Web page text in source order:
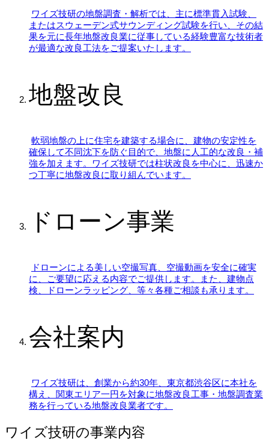
ワイズ技研の地盤調査・解析では、主に標準貫入試験、
またはスウェーデン式サウンディング試験を行い、その結
果を元に長年地盤改良業に従事している経験豊富な技術者
が最適な改良工法をご提案いたします。
地盤改良
軟弱地盤の上に住宅を建築する場合に、建物の安定性を
確保して不同沈下を防ぐ目的で、地盤に人工的な改良・補
強を加えます。ワイズ技研では柱状改良を中心に、迅速か
つ丁寧に地盤改良に取り組んでいます。
ドローン事業
ドローンによる美しい空撮写真、空撮動画を安全に確実
に、ご要望に応える内容でご提供します。また、建物点
検、ドローンラッピング、等々各種ご相談も承ります。
会社案内
ワイズ技研は、創業から約30年、東京都渋谷区に本社を
構え、関東エリア一円を対象に地盤改良工事・地盤調査業
務を行っている地盤改良業者です。
ワイズ技研の事業内容